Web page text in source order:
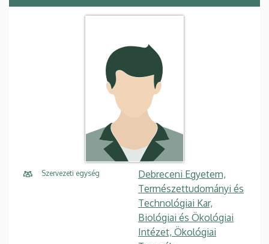
Szervezeti egység
Debreceni Egyetem,
Természettudományi és
Technológiai Kar,
Biológiai és Ökológiai
Intézet, Ökológiai